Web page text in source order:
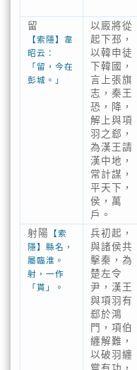
留
【索隱】韋
昭云：
「留，今在
彭城。」
以廄將從
起下邳，
以韓申徒
下韓國，
言上張旗
志，秦王
恐，降，
解上與項
羽之郄，
為漢王請
漢中地，
常計謀，
平天下，
侯，萬
戶。
射陽 【索
隱】縣名，
屬臨淮。
射，一作
「貰」。
兵初起，
與諸侯共
擊秦，為
楚左令
尹，漢王
與項羽有
郄於鴻
門，項伯
纏解難，
以破羽纏